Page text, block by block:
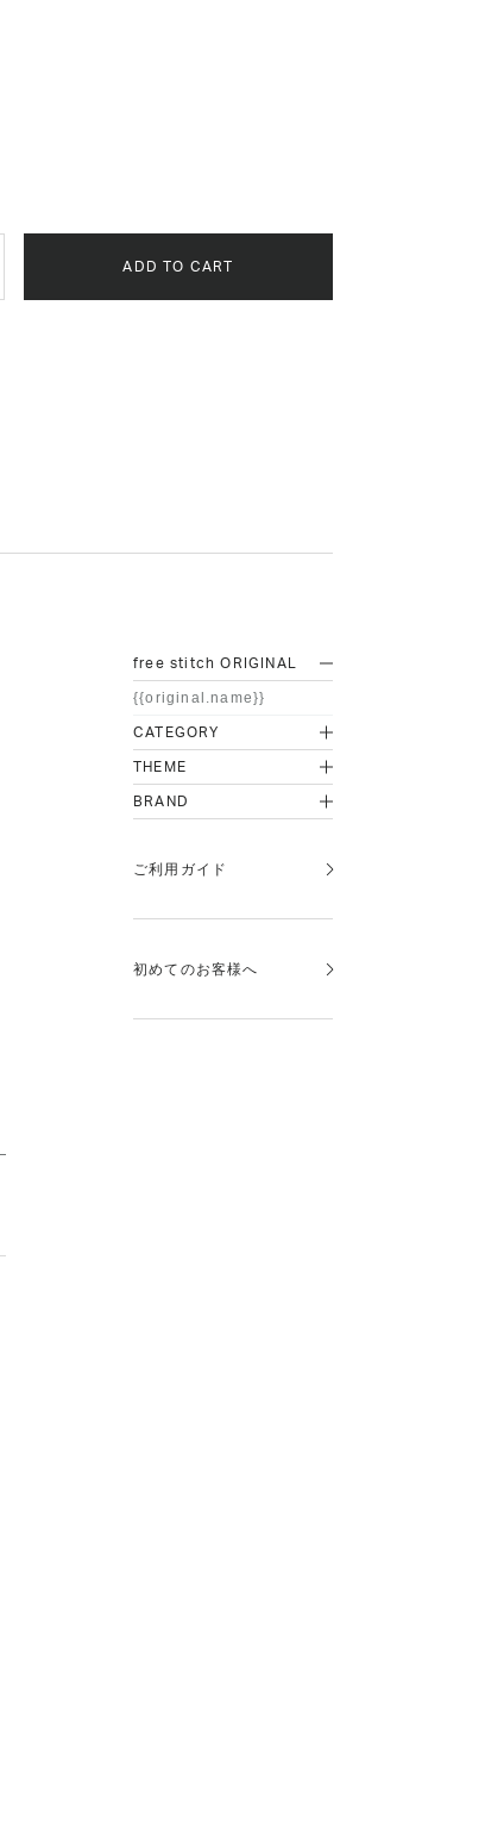
ADD TO CART
free stitch ORIGINAL
{{original.name}}
CATEGORY
THEME
BRAND
ご利用ガイド
初めてのお客様へ